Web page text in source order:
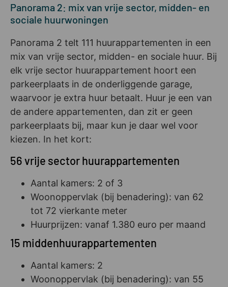
Panorama 2: mix van vrije sector, midden- en
sociale huurwoningen
Panorama 2 telt 111 huurappartementen in een
mix van vrije sector, midden- en sociale huur. Bij
elk vrije sector huurappartement hoort een
parkeerplaats in de onderliggende garage,
waarvoor je extra huur betaalt. Huur je een van
de andere appartementen, dan zit er geen
parkeerplaats bij, maar kun je daar wel voor
kiezen. In het kort:
56 vrije sector huurappartementen
Aantal kamers: 2 of 3
Woonoppervlak (bij benadering): van 62
tot 72 vierkante meter
Huurprijzen: vanaf 1.380 euro per maand
15 middenhuurappartementen
Aantal kamers: 2
Woonoppervlak (bij benadering): van 55